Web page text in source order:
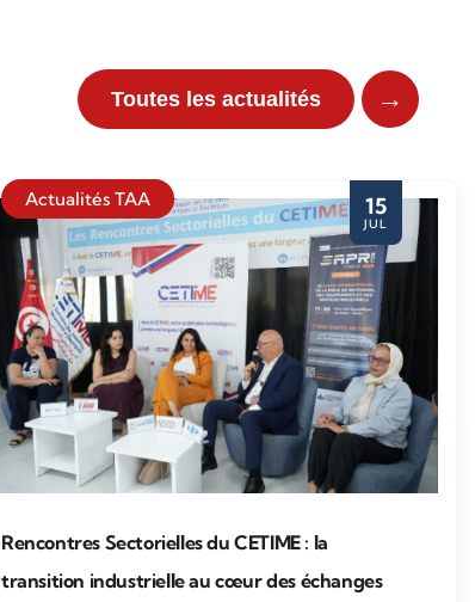
Toutes les actualités →
15
JUL
Actualités TAA
Rencontres Sectorielles du CETIME : la
transition industrielle au cœur des échanges